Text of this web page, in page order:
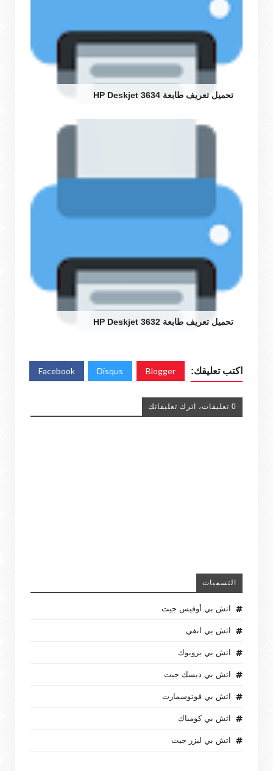
تحميل تعريف طابعة HP Deskjet 3634
تحميل تعريف طابعة HP Deskjet 3632
اكتب تعليقك: Blogger
Disqus
Facebook
0 تعليقات، اترك تعليقاتك
التسميات
اتش بي أوفيس جيت
اتش بي انفي
اتش بي بروبوك
اتش بي ديسك جيت
اتش بي فوتوسمارت
اتش بي كومباك
اتش بي ليزر جيت